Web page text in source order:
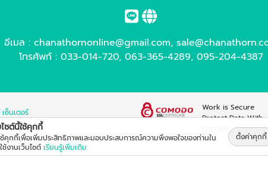
อีเมล : chanathornonline@gmail.com,
โทรศัพท์ : 033-014-720, 063-365-4289, 095-204-4387
ซ็นเตอร์
Work is Secure
Protect Data With
ไซต์นี้ใช้คุกกี้
ช้คุกกี้เพื่อเพิ่มประสิทธิภาพและมอบประสบการณ์ความพึงพอใจของท่านใน
ช้งานเว็บไซต์ เรียนรู้เพิ่มเติม
ตั้งค่าคุกกี้